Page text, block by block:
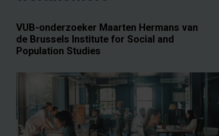
VUB-onderzoeker Maarten Hermans van
de Brussels Institute for Social and
Population Studies